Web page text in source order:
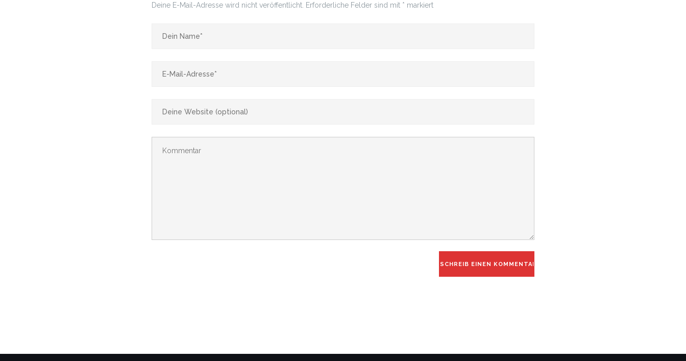
Deine E-Mail-Adresse wird nicht veröffentlicht. Erforderliche Felder sind mit * markiert